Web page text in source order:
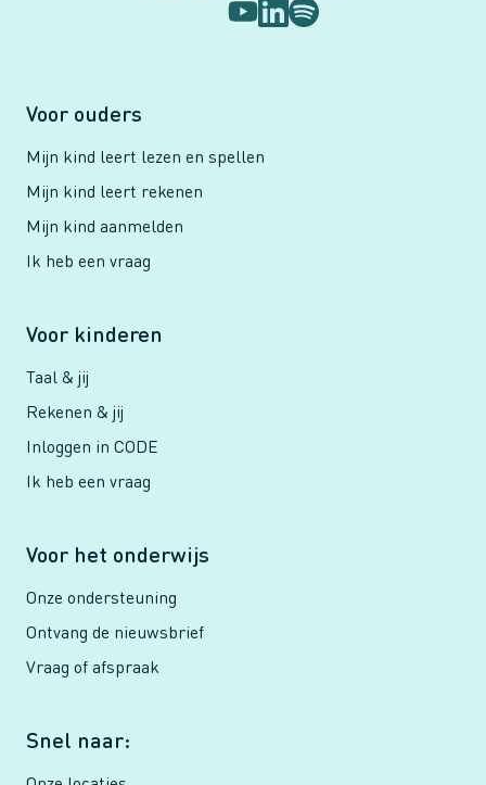
Voor ouders
Mijn kind leert lezen en spellen
Mijn kind leert rekenen
Mijn kind aanmelden
Ik heb een vraag
Voor kinderen
Taal & jij
Rekenen & jij
Inloggen in CODE
Ik heb een vraag
Voor het onderwijs
Onze ondersteuning
Ontvang de nieuwsbrief
Vraag of afspraak
Snel naar: